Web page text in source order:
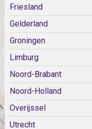
Friesland
Gelderland
Groningen
Limburg
Noord-Brabant
Noord-Holland
Overijssel
Utrecht